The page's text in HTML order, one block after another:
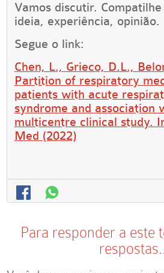
Vamos discutir.
ideia, experiência, opinião.
Segue o link:
Chen, L., Grieco, D.L.,
Partition of respiratory
patients with acute
syndrome and association
multicentre clinical study.
Med (2022)
Para responder a este